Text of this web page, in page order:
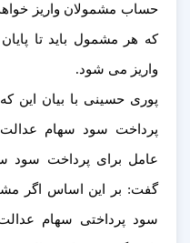
حساب مشمولان واریز
که هر مشمول باید تا
واریز می شود.
پوری حسینی با بیان این
پرداخت سود سهام
عامل برای پرداخت سود
گفت: بر این اساس اگر
سود پرداختی سهام عدالت